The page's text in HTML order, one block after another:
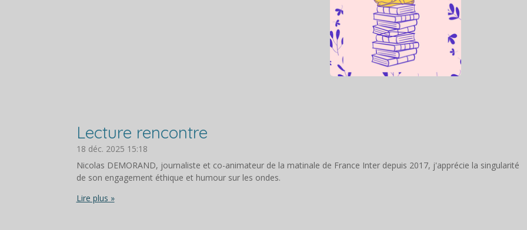
Lecture rencontre
18 déc. 2025 15:18
Nicolas DEMORAND, journaliste et co-animateur de la matinale de France Inter depuis 2017, j'apprécie la singularité
de son engagement éthique et humour sur les ondes.
Lire plus »